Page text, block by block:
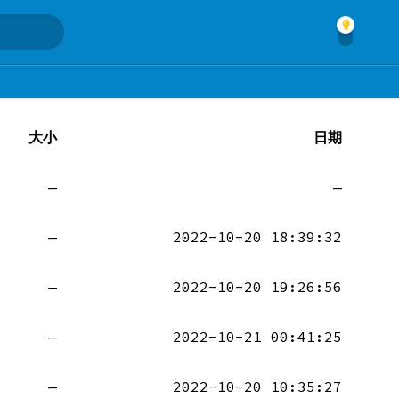
大小 日期
— —
— 2022-10-20 18:39:32
— 2022-10-20 19:26:56
— 2022-10-21 00:41:25
— 2022-10-20 10:35:27